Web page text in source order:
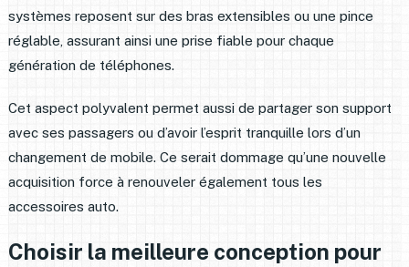
systèmes reposent sur des bras extensibles ou une pince
réglable, assurant ainsi une prise fiable pour chaque
génération de téléphones.
Cet aspect polyvalent permet aussi de partager son support
avec ses passagers ou d’avoir l’esprit tranquille lors d’un
changement de mobile. Ce serait dommage qu’une nouvelle
acquisition force à renouveler également tous les
accessoires auto.
Choisir la meilleure conception pour